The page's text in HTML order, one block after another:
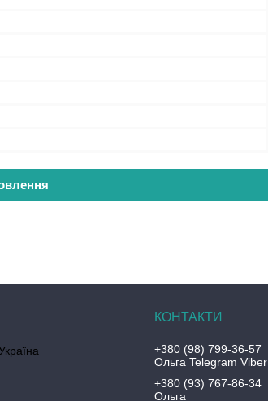
+380 (98) 799-36-57
Ольга Telegram Viber
+380 (93) 767-86-34
Ольга